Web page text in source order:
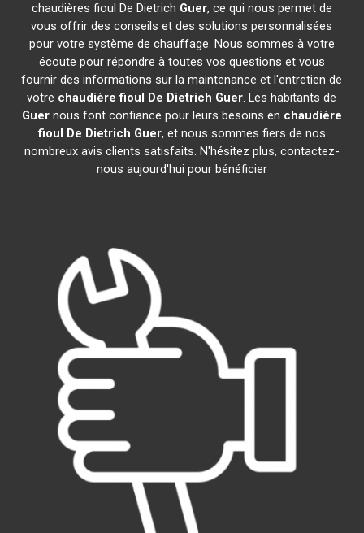
chaudières fioul De Dietrich Guer, ce qui nous permet de
vous offrir des conseils et des solutions personnalisées
pour votre système de chauffage. Nous sommes à votre
écoute pour répondre à toutes vos questions et vous
fournir des informations sur la maintenance et l'entretien de
votre chaudière fioul De Dietrich Guer. Les habitants de
Guernous font confiance pour leurs besoins en chaudière
fioul De Dietrich Guer, et nous sommes fiers de nos
nombreux avis clients satisfaits. N'hésitez plus, contactez-
nous aujourd'hui pour bénéficier